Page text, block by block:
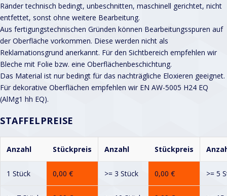
Ränder technisch bedingt, unbeschnitten, maschinell gerichtet, nicht
entfettet, sonst ohne weitere Bearbeitung.
Aus fertigungstechnischen Gründen können Bearbeitungsspuren auf
der Oberfläche vorkommen. Diese werden nicht als
Reklamationsgrund anerkannt. Für den Sichtbereich empfehlen wir
Bleche mit Folie bzw. eine Oberflächenbeschichtung.
Das Material ist nur bedingt für das nachträgliche Eloxieren geeignet.
Für dekorative Oberflächen empfehlen wir EN AW-5005 H24 EQ
(AlMg1 hh EQ).
STAFFELPREISE
Anzahl Stückpreis Anzahl Stückpreis
1 Stück 0,00 € >= 3 Stück 0,00 € >= 5